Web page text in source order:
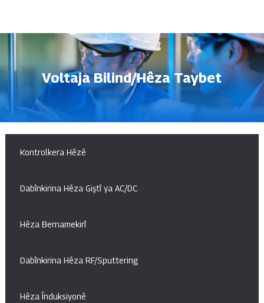
Voltaja Bilind/Hêza Taybet
Kontrolkera Hêzê
Dabînkirina Hêza Giştî ya AC/DC
Hêza Bernamekirî
Dabînkirina Hêza RF/Sputtering
Hêza Înduksiyonê